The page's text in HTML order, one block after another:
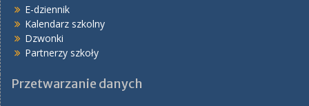
E-dziennik
Kalendarz szkolny
Dzwonki
Partnerzy szkoły
Przetwarzanie danych